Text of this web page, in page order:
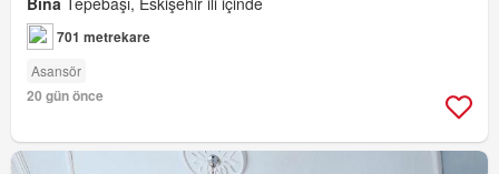
701 metrekare
Asansör
20 gün önce